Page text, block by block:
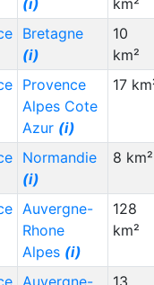
***
1,000
***
1,000
2,000
(i)
km²
Bretagne
(i)
10
km²
Provence
Alpes Cote
Azur (i)
17
Normandie
(i)
8 km²
Auvergne-
Rhone
Alpes (i)
128
km²
Auvergne-
13